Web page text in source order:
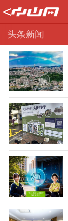
<
头条新闻
推荐
楼市